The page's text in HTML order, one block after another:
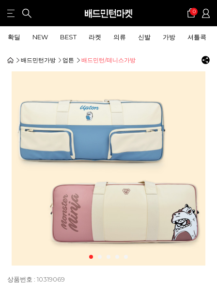
0
확딜 NEW BEST 라켓 의류 신발 가방 셔틀콕
배드민턴가방 업튼 배드민턴/테니스가방
상품번호 : 10319069